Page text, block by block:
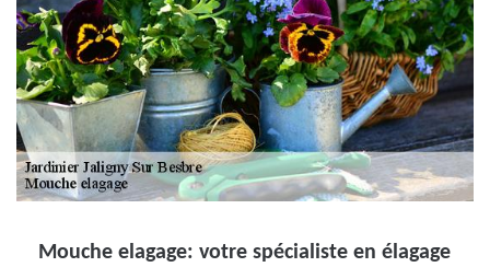
Mouche elagage: votre spécialiste en élagage